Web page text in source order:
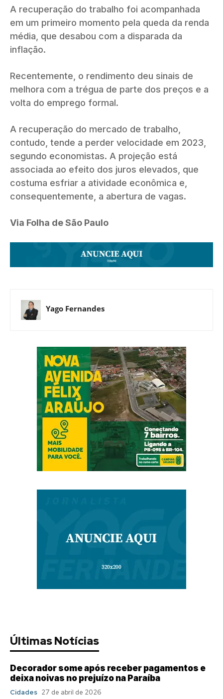
A recuperação do trabalho foi acompanhada
em um primeiro momento pela queda da renda
média, que desabou com a disparada da
inflação.
Recentemente, o rendimento deu sinais de
melhora com a trégua de parte dos preços e a
volta do emprego formal.
A recuperação do mercado de trabalho,
contudo, tende a perder velocidade em 2023,
segundo economistas. A projeção está
associada ao efeito dos juros elevados, que
costuma esfriar a atividade econômica e,
consequentemente, a abertura de vagas.
Via Folha de São Paulo
Yago Fernandes
Últimas Notícias
Decorador some após receber pagamentos e
deixa noivas no prejuízo na Paraíba
Cidades 27 de abril de 2026